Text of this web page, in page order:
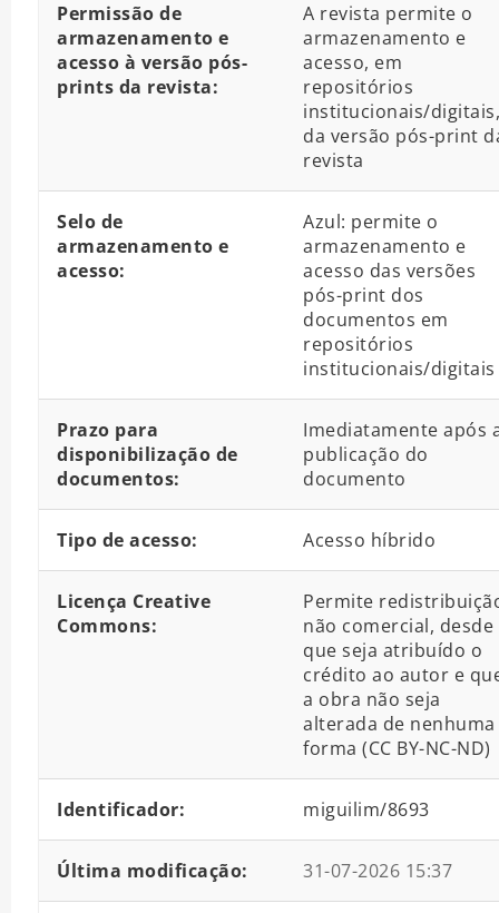
Permissão de
armazenamento e
acesso à versão pós-
prints da revista:
A revista permite o
armazenamento e
acesso, em
repositórios
institucionais/digitais,
da versão pós-print
revista
Selo de
armazenamento e
acesso:
Azul: permite o
armazenamento e
acesso das versões
pós-print dos
documentos em
repositórios
institucionais/digitais
Prazo para
disponibilização de
documentos:
Imediatamente após
publicação do
documento
Tipo de acesso: Acesso híbrido
Licença Creative
Commons:
Permite
não comercial, desde
que seja atribuído o
crédito ao autor e
a obra não seja
alterada de nenhuma
forma (CC BY-NC-ND)
Identificador: miguilim/8693
Última modificação: 31-07-2026 15:37